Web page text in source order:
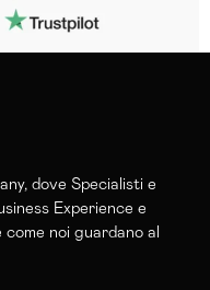
dove Specialisti e
Experience e
noi guardano al